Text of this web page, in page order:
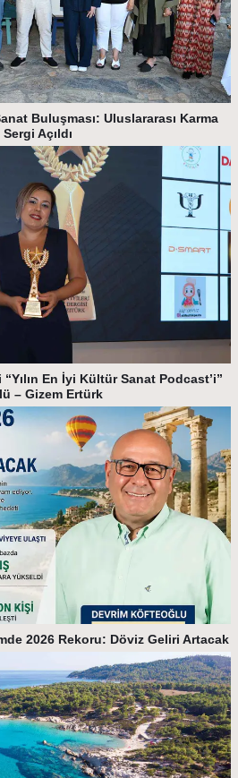
Buluşması: Uluslararası Karma
Sergi Açıldı
En İyi Kültür Sanat Podcast’i”
– Gizem Ertürk
2026 Rekoru: Döviz Geliri Artacak